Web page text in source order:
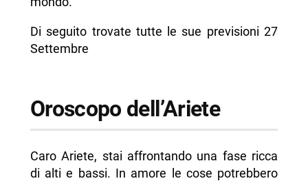
- Oroscopo dei Pesci
Di seguito trovate tutte le sue previsioni 27
Settembre
Oroscopo dell’Ariete
Caro Ariete, stai affrontando una fase ricca
di alti e bassi. In amore le cose potrebbero